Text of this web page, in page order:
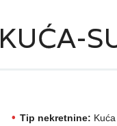
KUĆA-
Tip nekretnine: Kuća